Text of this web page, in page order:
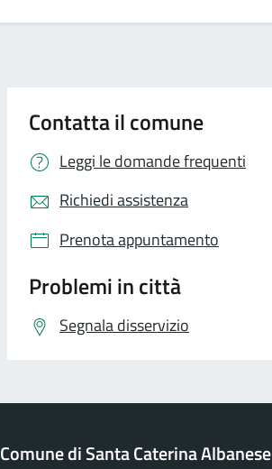
Contatta il comune
Leggi le domande frequenti
Richiedi assistenza
Prenota appuntamento
Problemi in città
Segnala disservizio
Comune di Santa Caterina Albanese